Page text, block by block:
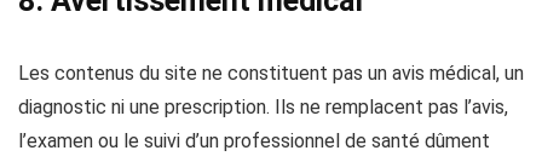
Les contenus du site ne constituent pas un avis médical, un
diagnostic ni une prescription. Ils ne remplacent pas l’avis,
l’examen ou le suivi d’un professionnel de santé dûment